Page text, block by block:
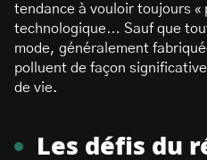
tendance à vouloir toujours «
technologique… Sauf que
mode, généralement
polluent de façon
de vie.
Les défis du